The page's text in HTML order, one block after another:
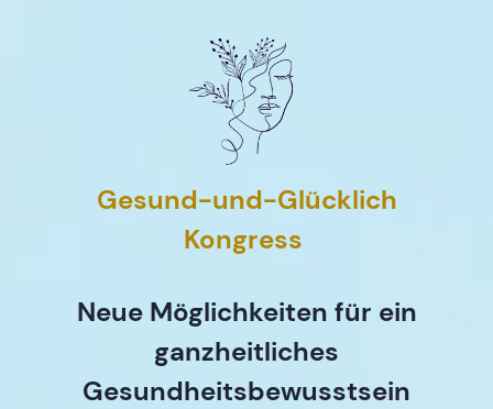
Gesund-und-Glücklich
Kongress
Neue Möglichkeiten für ein
ganzheitliches
Gesundheitsbewusstsein